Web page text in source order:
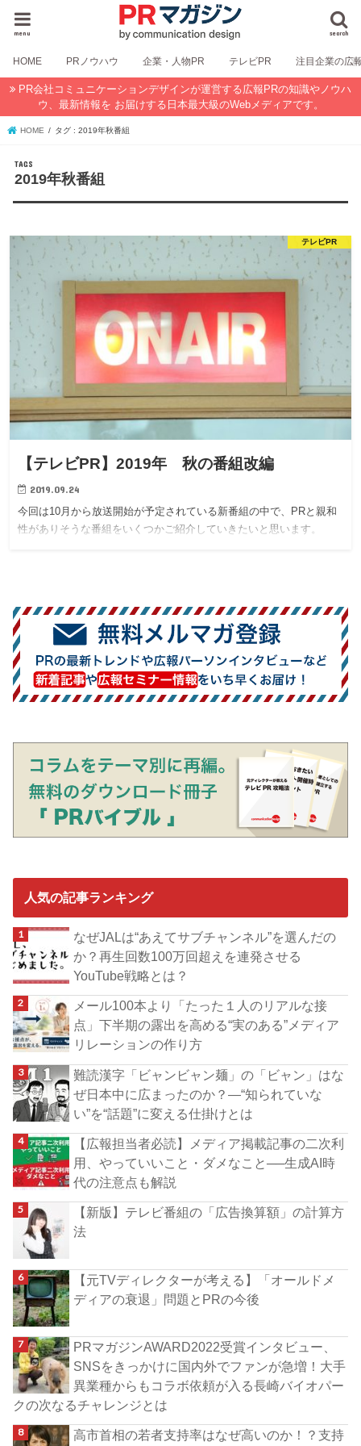
search
menu
HOME PRノウハウ 企業・人物PR テレビPR 注目企業の広
PR会社コミュニケーションデザインが運営する広報PRの知識やノウハ
ウ、最新情報を お届けする日本最大級のWebメディアです。
HOME タグ : 2019年秋番組
2019年秋番組
テレビPR
【テレビPR】2019年 秋の番組改編
2019.09.24
今回は10月から放送開始が予定されている新番組の中で、PRと親和
性がありそうな番組をいくつかご紹介していきたいと思います。
人気の記事ランキング
なぜJALは“あえてサブチャンネル”を選んだの
か？再生回数100万回超えを連発させる
YouTube戦略とは？
メール100本より「たった１人のリアルな接
点」下半期の露出を高める“実のある”メディア
リレーションの作り方
難読漢字「ビャンビャン麺」の「ビャン」はな
ぜ日本中に広まったのか？―“知られていな
い”を“話題”に変える仕掛けとは
【広報担当者必読】メディア掲載記事の二次利
用、やっていいこと・ダメなこと──生成AI時
代の注意点も解説
【新版】テレビ番組の「広告換算額」の計算方
法
【元TVディレクターが考える】「オールドメ
ディアの衰退」問題とPRの今後
PRマガジンAWARD2022受賞インタビュー、
SNSをきっかけに国内外でファンが急増！大手
異業種からもコラボ依頼が入る長崎バイオパー
クの次なるチャレンジとは
高市首相の若者支持率はなぜ高いのか！？支持